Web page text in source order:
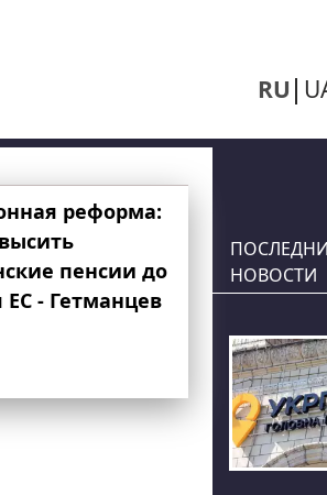
RU
реформа:
пенсии до
ЕС - Гетманцев
НОВОСТИ